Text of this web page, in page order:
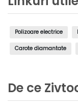
Polizoare electrice
Carote diamantate
De ce